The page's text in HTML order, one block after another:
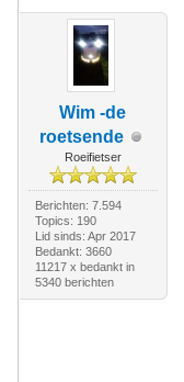
Wim -de
roetsende
Roeifietser
Berichten: 7.594
Topics: 190
Lid sinds: Apr 2017
Bedankt: 3660
11217 x bedankt in
5340 berichten